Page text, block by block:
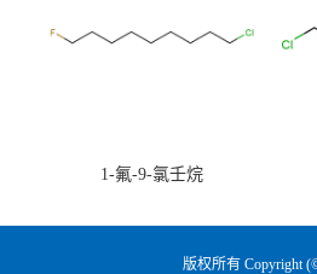
1-氟-9-氯壬烷
版权所有 Copyright